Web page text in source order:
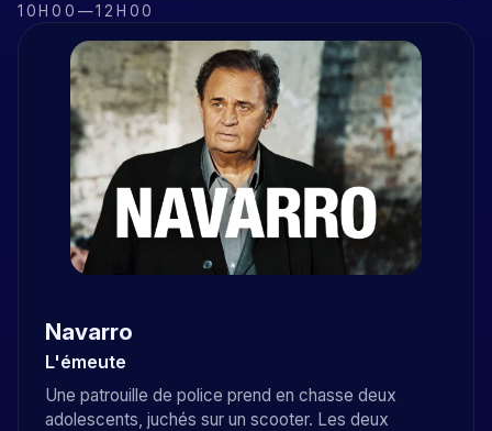
10H00 —12H00
Navarro
L'émeute
Une patrouille de police prend en chasse deux
adolescents, juchés sur un scooter. Les deux